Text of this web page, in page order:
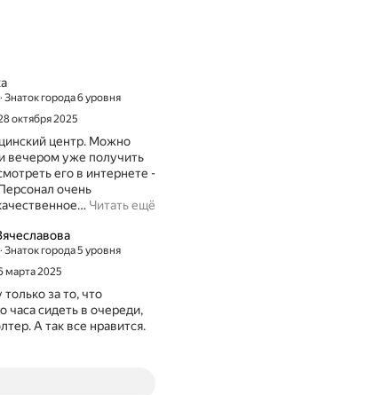
Знаток города 6 уровня
октября 2025
центр. Можно
вечером уже получить
его в интернете -
очень
… Читать ещё
Знаток города 5 уровня
марта 2025
за то, что
часа сидеть в очереди,
А так все нравится.